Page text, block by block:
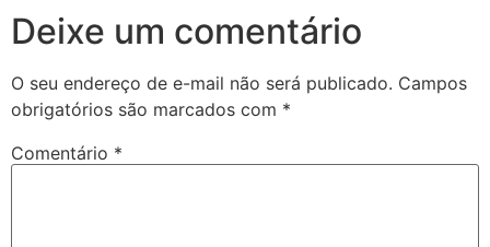
Deixe um comentário
O seu endereço de e-mail não será publicado. Campos
obrigatórios são marcados com *
Comentário *